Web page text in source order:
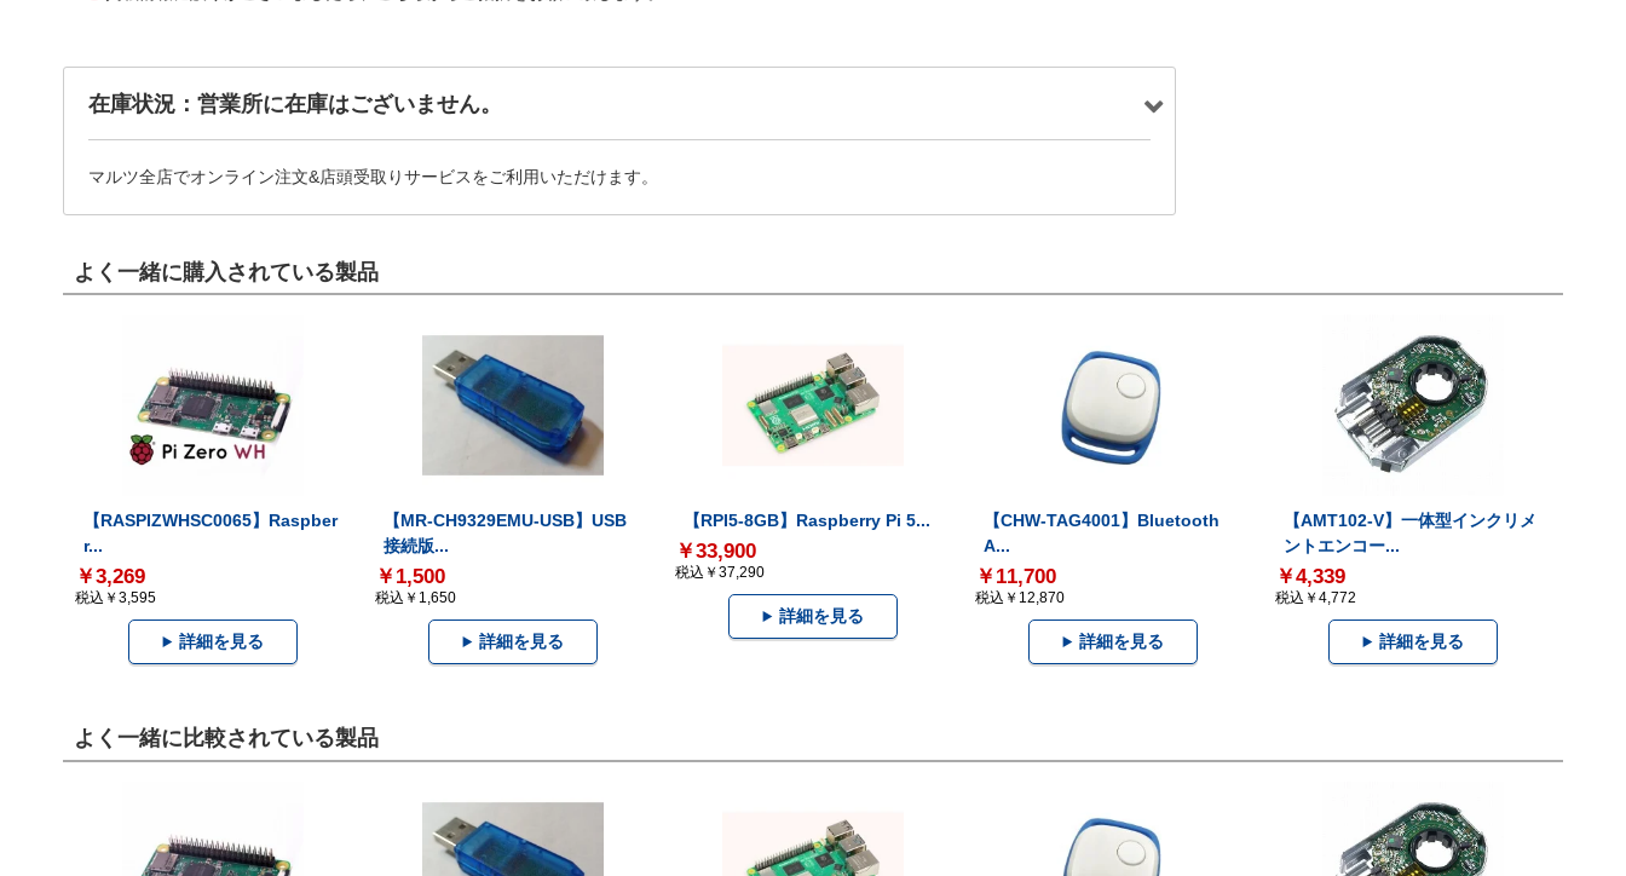
在庫状況：営業所に在庫はございません。
マルツ全店でオンライン注文&店頭受取りサービスをご利用いただけます。
よく一緒に購入されている製品
【RASPIZWHSC0065】Raspber
r...
￥3,269
税込￥3,595
詳細を見る
【MR-CH9329EMU-USB】USB
接続版...
￥1,500
税込￥1,650
詳細を見る
【RPI5-8GB】Raspberry Pi 5...
￥33,900
税込￥37,290
詳細を見る
【CHW-TAG4001】Bluetooth
A...
￥11,700
税込￥12,870
詳細を見る
【AMT102-V】一体型インクリメ
ントエンコー...
￥4,339
税込￥4,772
詳細を見る
よく一緒に比較されている製品